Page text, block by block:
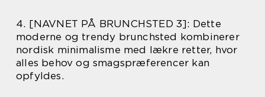
4. [NAVNET PÅ BRUNCHSTED 3]: Dette
moderne og trendy brunchsted kombinerer
nordisk minimalisme med lækre retter, hvor
alles behov og smagspræferencer kan
opfyldes.